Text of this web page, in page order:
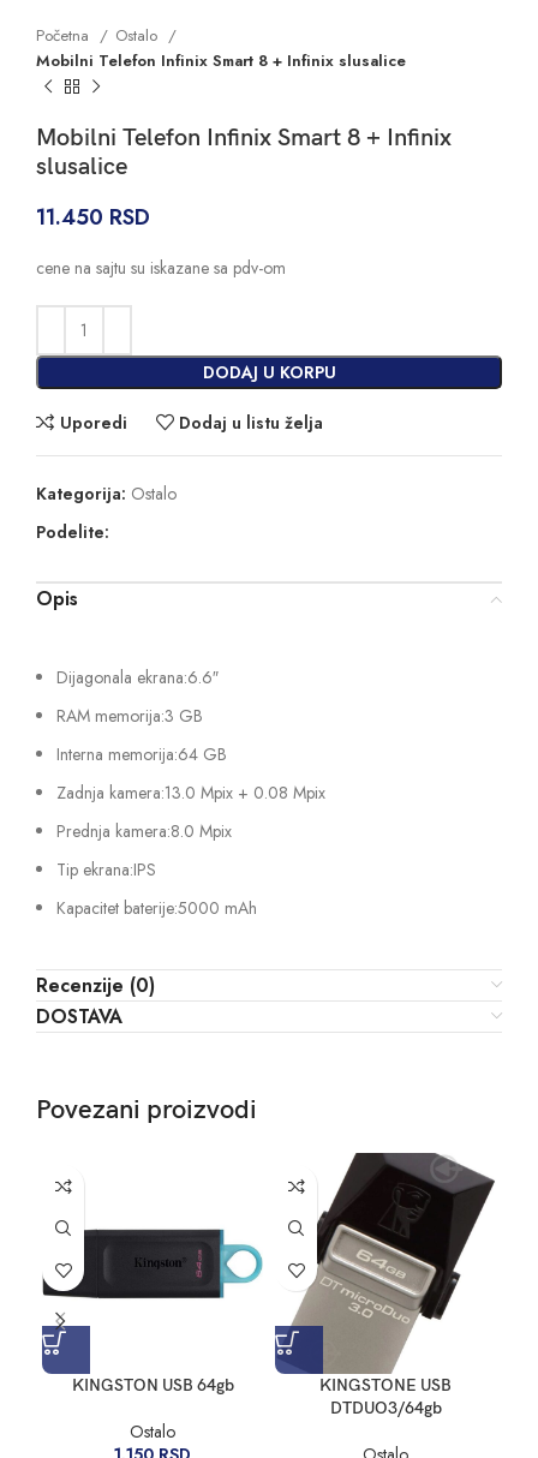
Početna
Ostalo
Mobilni Telefon Infinix Smart 8 + Infinix slusalice
Mobilni Telefon Infinix Smart 8 + Infinix
slusalice
11.450 RSD
cene na sajtu su iskazane sa pdv-om
DODAJ U KORPU
Uporedi Dodaj u listu želja
Kategorija: Ostalo
Podelite:
Opis
Dijagonala ekrana:6.6″
RAM memorija:3 GB
Interna memorija:64 GB
Zadnja kamera:13.0 Mpix + 0.08 Mpix
Prednja kamera:8.0 Mpix
Tip ekrana:IPS
Kapacitet baterije:5000 mAh
Recenzije (0)
DOSTAVA
Povezani proizvodi
KINGSTON USB 64gb
Ostalo
KINGSTONE USB
DTDUO3/64gb